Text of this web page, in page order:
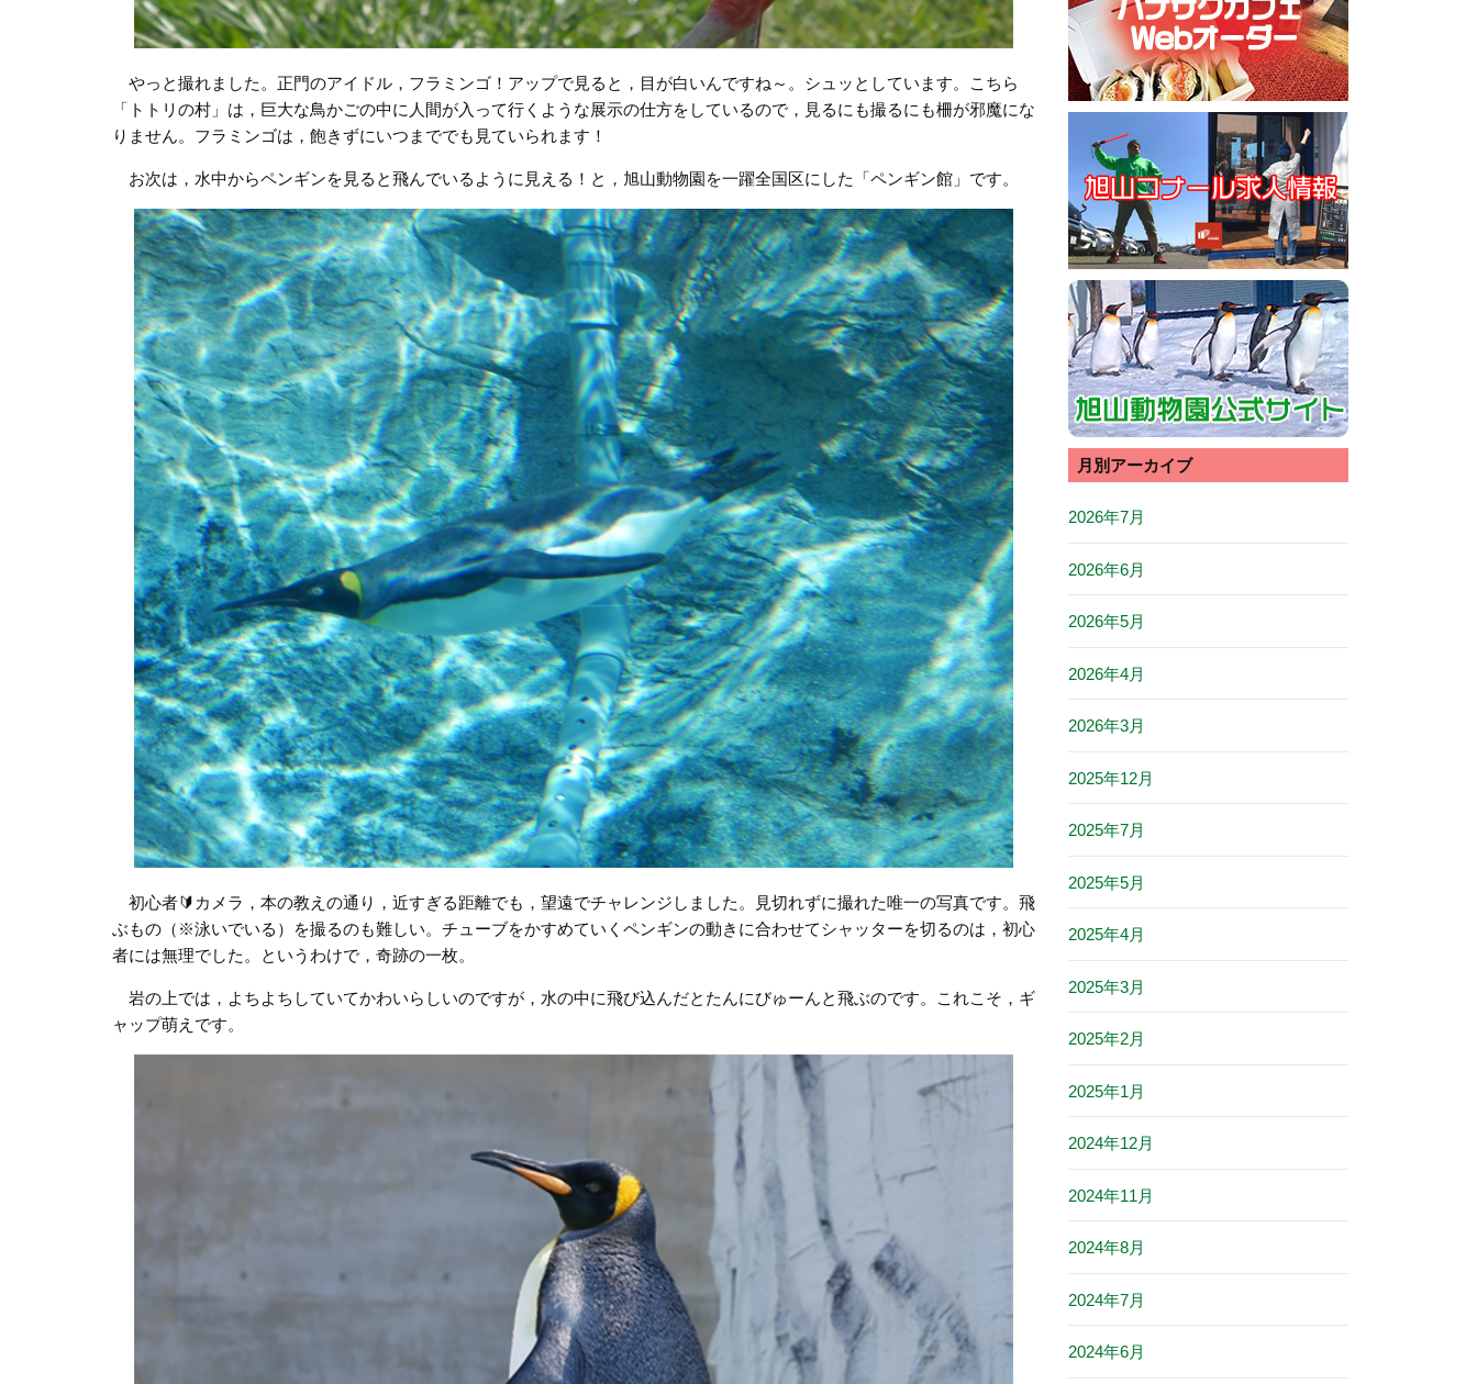
やっと撮れました。正門のアイドル，フラミンゴ！アップで見ると，目が白いんですね～。シュッとしています。こちら
「トトリの村」は，巨大な鳥かごの中に人間が入って行くような展示の仕方をしているので，見るにも撮るにも柵が邪魔にな
りません。フラミンゴは，飽きずにいつまででも見ていられます！
お次は，水中からペンギンを見ると飛んでいるように見える！と，旭山動物園を一躍全国区にした「ペンギン館」です。
初心者🔰カメラ，本の教えの通り，近すぎる距離でも，望遠でチャレンジしました。見切れずに撮れた唯一の写真です。飛
ぶもの（※泳いでいる）を撮るのも難しい。チューブをかすめていくペンギンの動きに合わせてシャッターを切るのは，初心
者には無理でした。というわけで，奇跡の一枚。
岩の上では，よちよちしていてかわいらしいのですが，水の中に飛び込んだとたんにびゅーんと飛ぶのです。これこそ，ギ
ャップ萌えです。
月別アーカイブ
2026年7月
2026年6月
2026年5月
2026年4月
2026年3月
2025年12月
2025年7月
2025年5月
2025年4月
2025年3月
2025年2月
2025年1月
2024年12月
2024年11月
2024年8月
2024年7月
2024年6月